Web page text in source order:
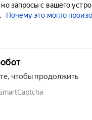
запросы с вашего
Почему это могло
чтобы продолжить